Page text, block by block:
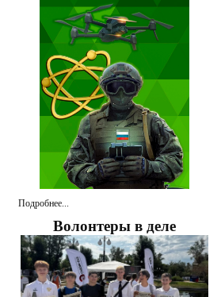
Подробнее...
Волонтеры в деле